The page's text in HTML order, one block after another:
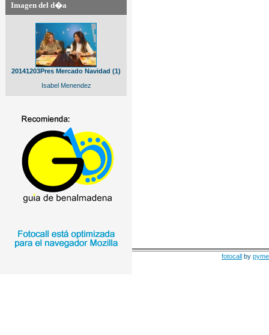
Imagen del d�a
20141203Pres Mercado Navidad (1)
Isabel Menendez
fotocall by